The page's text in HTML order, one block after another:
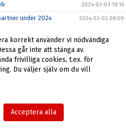
2024-02-03 18:16
under 2024 2024-02-02 08:00
Stora Valla 2024-02-01 09:12
2023 2024-01-27 14:22
2023-05-08 07:56
korrekt använder vi nödvändiga
går inte att stänga av.
frivilliga cookies, t.ex. för
Du väljer själv om du vill
Acceptera alla